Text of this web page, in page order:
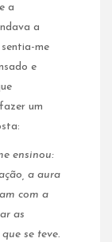
a
a
me
e
um
ensinou:
a aura
com a
as
se teve.